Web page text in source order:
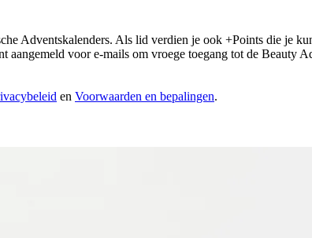
Adventskalenders. Als lid verdien je ook +Points die je
voor e-mails om vroege toegang tot de Beauty
en Voorwaarden en bepalingen.